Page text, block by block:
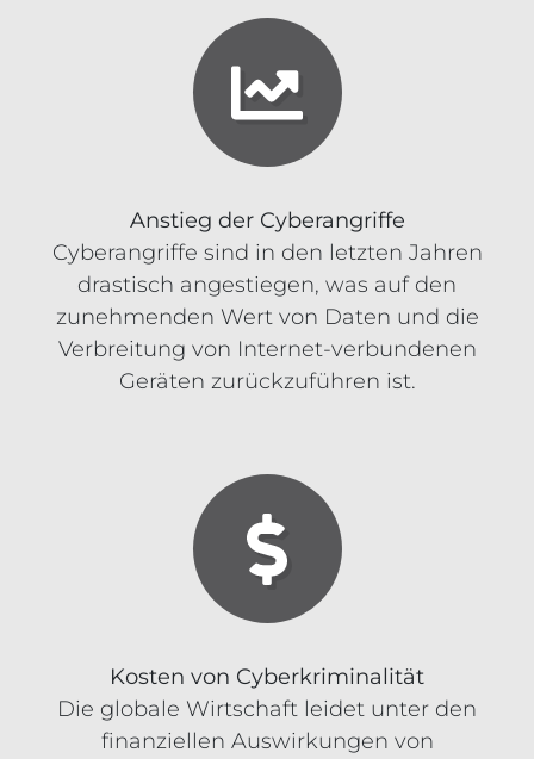
Anstieg der Cyberangriffe
Cyberangriffe sind in den letzten Jahren
drastisch angestiegen, was auf den
zunehmenden Wert von Daten und die
Verbreitung von Internet-verbundenen
Geräten zurückzuführen ist.
Kosten von Cyberkriminalität
Die globale Wirtschaft leidet unter den
finanziellen Auswirkungen von